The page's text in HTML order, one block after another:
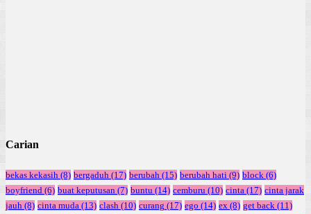
Carian
bekas kekasih (8) bergaduh (17) berubah (15) berubah hati (9) block (6)
boyfriend (6) buat keputusan (7) buntu (14) cemburu (10) cinta (17) cinta jarak
jauh (8) cinta muda (13) clash (10) curang (17) ego (14) ex (8) get back (11)